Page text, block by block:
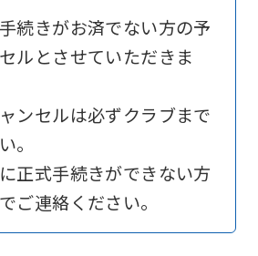
続きがお済でない方の予
ルとさせていただきま
ンセルは必ずクラブまで
。
正式手続きができない方
ご連絡ください。
link
below
(start
automatic
translation)
to
return
to